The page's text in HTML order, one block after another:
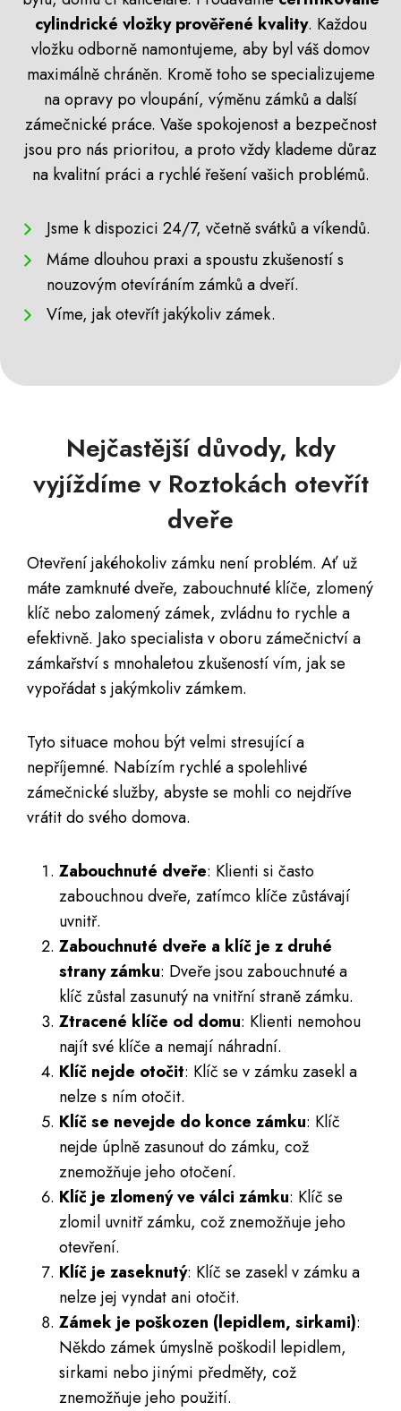
cylindrické vložky prověřené kvality. Každou
vložku odborně namontujeme, aby byl váš domov
maximálně chráněn. Kromě toho se specializujeme
na opravy po vloupání, výměnu zámků a další
zámečnické práce. Vaše spokojenost a bezpečnost
jsou pro nás prioritou, a proto vždy klademe důraz
na kvalitní práci a rychlé řešení vašich problémů.
Jsme k dispozici 24/7, včetně svátků a víkendů.
Máme dlouhou praxi a spoustu zkušeností s
nouzovým otevíráním zámků a dveří.
Víme, jak otevřít jakýkoliv zámek.
Nejčastější důvody, kdy
vyjíždíme v Roztokách otevřít
dveře
Otevření jakéhokoliv zámku není problém. Ať už
máte zamknuté dveře, zabouchnuté klíče, zlomený
klíč nebo zalomený zámek, zvládnu to rychle a
efektivně. Jako specialista v oboru zámečnictví a
zámkařství s mnohaletou zkušeností vím, jak se
vypořádat s jakýmkoliv zámkem.
Tyto situace mohou být velmi stresující a
nepříjemné. Nabízím rychlé a spolehlivé
zámečnické služby, abyste se mohli co nejdříve
vrátit do svého domova.
Zabouchnuté dveře: Klienti si často
zabouchnou dveře, zatímco klíče zůstávají
uvnitř.
Zabouchnuté dveře a klíč je z druhé
strany zámku: Dveře jsou zabouchnuté a
klíč zůstal zasunutý na vnitřní straně zámku.
Ztracené klíče od domu: Klienti nemohou
najít své klíče a nemají náhradní.
Klíč nejde otočit: Klíč se v zámku zasekl a
nelze s ním otočit.
Klíč se nevejde do konce zámku: Klíč
nejde úplně zasunout do zámku, což
znemožňuje jeho otočení.
Klíč je zlomený ve válci zámku: Klíč se
zlomil uvnitř zámku, což znemožňuje jeho
otevření.
Klíč je zaseknutý: Klíč se zasekl v zámku a
nelze jej vyndat ani otočit.
Zámek je poškozen (lepidlem, sirkami):
Někdo zámek úmyslně poškodil lepidlem,
sirkami nebo jinými předměty, což
znemožňuje jeho použití.